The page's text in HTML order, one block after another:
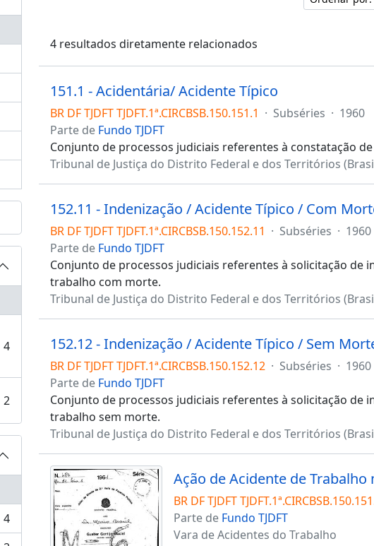
4
2
4
4 resultados diretamente relacionados
151.1 - Acidentária/ Acidente Típico
BR DF TJDFT TJDFT.1ª.CIRCBSB.150.151.1 · Subséries · 1960
Parte de Fundo TJDFT
Conjunto de processos judiciais referentes à constatação
Tribunal de Justiça do Distrito Federal e dos Territórios
152.11 - Indenização / Acidente Típico / Com
BR DF TJDFT TJDFT.1ª.CIRCBSB.150.152.11 · Subséries · 1960
Parte de Fundo TJDFT
Conjunto de processos judiciais referentes à solicitação de
trabalho com morte.
Tribunal de Justiça do Distrito Federal e dos Territórios
152.12 - Indenização / Acidente Típico / Sem
BR DF TJDFT TJDFT.1ª.CIRCBSB.150.152.12 · Subséries · 1960
Parte de Fundo TJDFT
Conjunto de processos judiciais referentes à solicitação de
trabalho sem morte.
Tribunal de Justiça do Distrito Federal e dos Territórios
Ação de Acidente de Trabalho
BR DF TJDFT
Parte de Fundo TJDFT
Vara de Acidentes do Trabalho